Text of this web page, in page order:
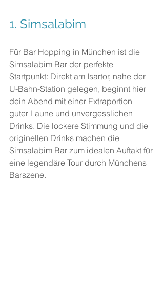
1. Simsalabim
Für Bar Hopping in München ist die
Simsalabim Bar der perfekte
Startpunkt: Direkt am Isartor, nahe der
U-Bahn-Station gelegen, beginnt hier
dein Abend mit einer Extraportion
guter Laune und unvergesslichen
Drinks. Die lockere Stimmung und die
originellen Drinks machen die
Simsalabim Bar zum idealen Auftakt für
eine legendäre Tour durch Münchens
Barszene.